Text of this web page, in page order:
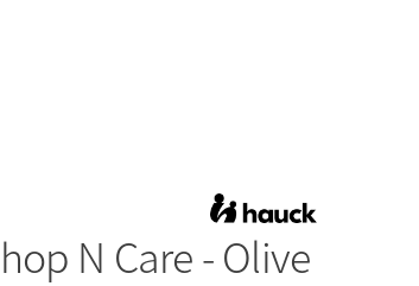
N Care - Olive